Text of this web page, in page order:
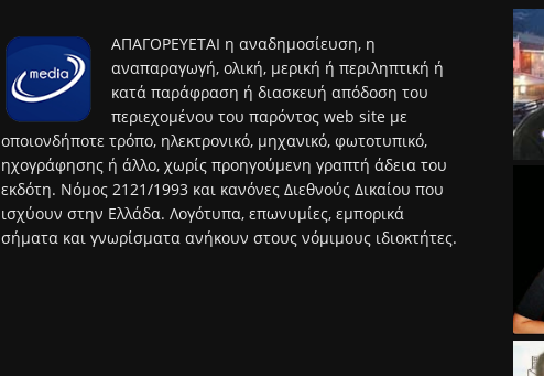
ΑΠΑΓΟΡΕΥΕΤΑΙ η αναδημοσίευση, η
αναπαραγωγή, ολική, μερική ή περιληπτική ή
κατά παράφραση ή διασκευή απόδοση του
περιεχομένου του παρόντος web site με
οποιονδήποτε τρόπο, ηλεκτρονικό, μηχανικό, φωτοτυπικό,
ηχογράφησης ή άλλο, χωρίς προηγούμενη γραπτή άδεια του
εκδότη. Νόμος 2121/1993 και κανόνες Διεθνούς Δικαίου που
ισχύουν στην Ελλάδα. Λογότυπα, επωνυμίες, εμπορικά
σήματα και γνωρίσματα ανήκουν στους νόμιμους ιδιοκτήτες.